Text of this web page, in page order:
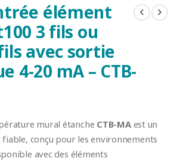
élément
3 fils ou
avec sortie
4-20 mA – CTB-
mural étanche CTB-MAest un
conçu pour les environnements
avec des éléments